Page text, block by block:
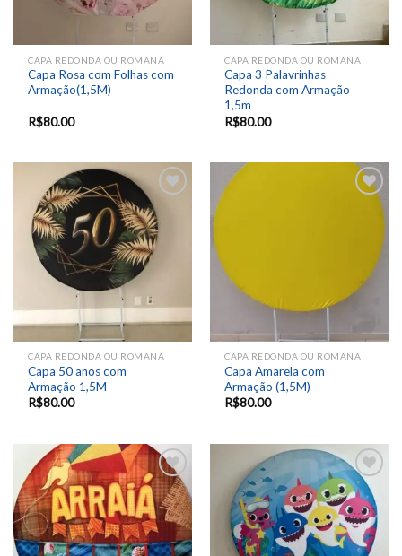
CAPA REDONDA OU ROMANA
Capa Rosa com Folhas com
Armação(1,5M)
R$80.00
CAPA REDONDA OU ROMANA
Capa 3 Palavrinhas
Redonda com Armação
1,5m
R$80.00
Add to
wishlist
CAPA REDONDA OU ROMANA
Capa 50 anos com
Armação 1,5M
R$80.00
CAPA REDONDA OU ROMANA
Capa Amarela com
Armação (1,5M)
R$80.00
Add to
wishlist
Add to
wishlist